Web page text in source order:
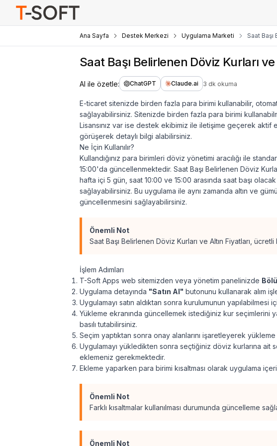
Ana Sayfa Destek Merkezi Uygulama Marketi Saat Başı
Saat Başı Belirlenen Döviz Kurları ve
AI ile özetle: ChatGPT Claude.ai 3 dk okuma
E-ticaret sitenizde birden fazla para birimi kullanabilir,
sağlayabilirsiniz. Sitenizde birden fazla para birimi
Lisansınız var ise destek ekibimiz ile iletişime geçerek aktif
görüşerek detaylı bilgi alabilirsiniz.
Ne İçin Kullanılır?
Kullandığınız para birimleri döviz yönetimi aracılığı ile
15:00'da güncellenmektedir. Saat Başı Belirlenen Döviz
hafta içi 5 gün, saat 10:00 ve 15:00 arasında saat başı
sağlayabilirsiniz. Bu uygulama ile aynı zamanda altın ve
güncellenmesini sağlayabilirsiniz.
Önemli Not
Saat Başı Belirlenen Döviz Kurları ve Altın Fiyatları, ücretli
İşlem Adımları
T-Soft Apps web sitemizden veya yönetim panelinizde
Uygulama detayında "Satın Al" butonunu kullanarak alım
Uygulamayı satın aldıktan sonra kurulumunun yapılabilmesi
Yükleme ekranında güncellemek istediğiniz kur seçimlerini
basılı tutabilirsiniz.
Seçim yaptıktan sonra onay alanlarını işaretleyerek yükleme
Uygulamayı yükledikten sonra seçtiğiniz döviz kurlarına ait
eklemeniz gerekmektedir.
Ekleme yaparken para birimi kısaltması olarak uygulama
Önemli Not
Farklı kısaltmalar kullanılması durumunda güncelleme
Önemli Not